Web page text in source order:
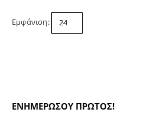
προϊόντος
σελίδα
Εμφάνιση:
ΕΝΗΜΕΡΩΣΟΥ ΠΡΩΤΟΣ!